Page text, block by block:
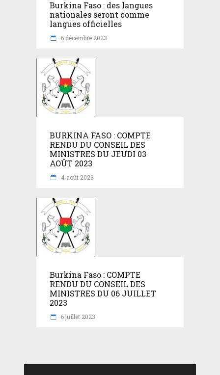
Burkina Faso : des langues
nationales seront comme
langues officielles
6 décembre 2023
BURKINA FASO : COMPTE
RENDU DU CONSEIL DES
MINISTRES DU JEUDI 03
AOÛT 2023
4 août 2023
Burkina Faso : COMPTE
RENDU DU CONSEIL DES
MINISTRES DU 06 JUILLET
2023
6 juillet 2023